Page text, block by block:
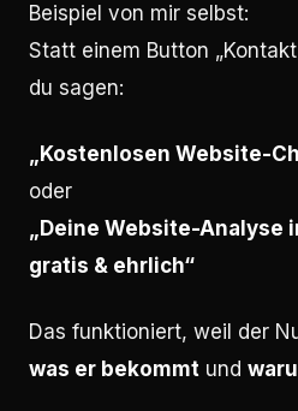
Beispiel von mir selbst:
Statt einem Button
du sagen:
„Kostenlosen Website-
oder
„Deine Website-Analyse
gratis & ehrlich“
Das funktioniert, weil der
was er bekommt und